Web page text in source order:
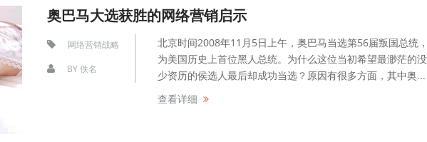
奥巴马大选获胜的网络营销启示
网络营销战略
BY佚名
北京时间2008年11月5日上午，奥巴马当选第56届叛国总统
为美国历史上首位黑人总统。为什么这位当初希望最渺茫的
少资历的侯选人最后却成功当选？原因有很多方面，其中奥...
查看详细